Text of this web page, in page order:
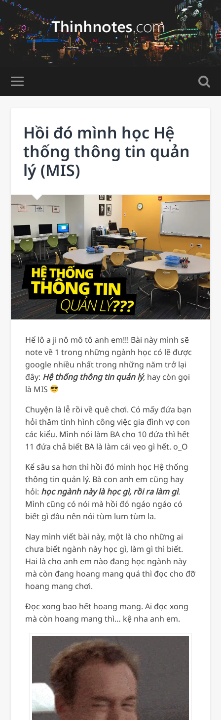
Hồi đó mình học Hệ
thống thông tin quản
lý (MIS)
Hế lô a ji nô mô tô anh em!!! Bài này mình sẽ
note về 1 trong những ngành học có lẽ được
google nhiều nhất trong những năm trở lại
đây: Hệ thống thông tin quản lý, hay còn gọi
là MIS
Chuyện là lễ rồi về quê chơi. Có mấy đứa bạn
hỏi thăm tình hình công việc gia đình vợ con
các kiểu. Mình nói làm BA cho 10 đứa thì hết
11 đứa chả biết BA là làm cái vẹo gì hết. o_O
Kể sâu sa hơn thì hồi đó mình học Hệ thống
thông tin quản lý. Bà con anh em cũng hay
hỏi: học ngành này là học gì, rồi ra làm gì.
Mình cũng có nói mà hồi đó ngáo ngáo có
biết gì đâu nên nói tùm lum tùm la.
Nay mình viết bài này, một là cho những ai
chưa biết ngành này học gì, làm gì thì biết.
Hai là cho anh em nào đang học ngành này
mà còn đang hoang mang quá thì đọc cho đỡ
hoang mang chơi.
Đọc xong bao hết hoang mang. Ai đọc xong
mà còn hoang mang thì… kệ nha anh em.